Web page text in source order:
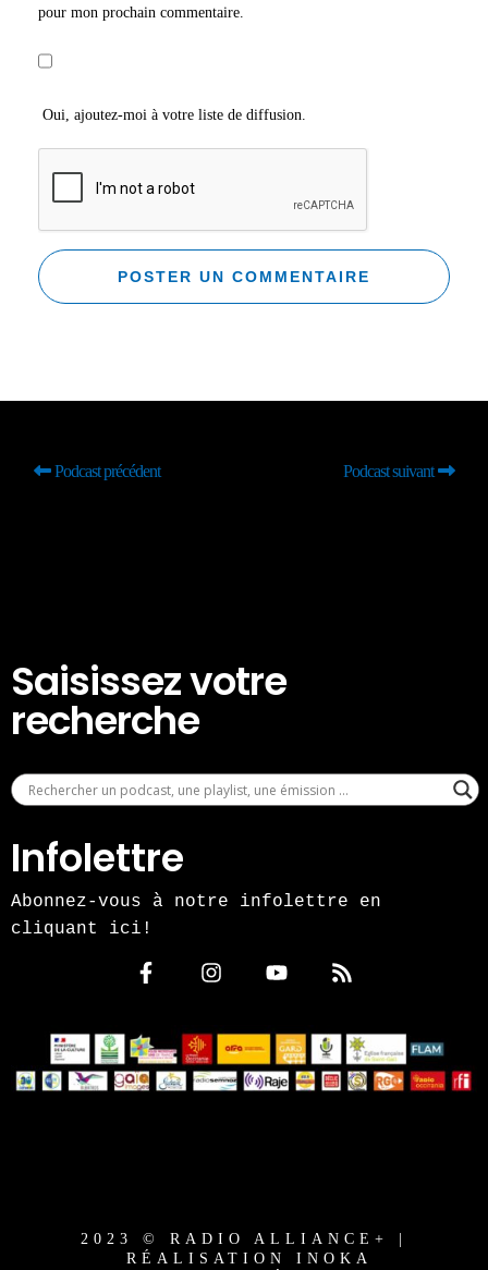
pour mon prochain commentaire.
Oui, ajoutez-moi à votre liste de diffusion.
Podcast précédent Podcast suivant
Saisissez votre
recherche
Infolettre
Abonnez-vous à notre infolettre en
cliquant ici!
2023 © RADIO ALLIANCE+ |
RÉALISATION INOKA